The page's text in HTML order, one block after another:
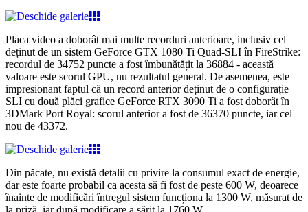
Placa video a doborât mai multe recorduri anterioare, inclusiv cel
deținut de un sistem GeForce GTX 1080 Ti Quad-SLI în FireStrike:
recordul de 34752 puncte a fost îmbunătățit la 36884 - această
valoare este scorul GPU, nu rezultatul general. De asemenea, este
impresionant faptul că un record anterior deținut de o configurație
SLI cu două plăci grafice GeForce RTX 3090 Ti a fost doborât în
3DMark Port Royal: scorul anterior a fost de 36370 puncte, iar cel
nou de 43372.
Din păcate, nu există detalii cu privire la consumul exact de energie,
dar este foarte probabil ca acesta să fi fost de peste 600 W, deoarece
înainte de modificări întregul sistem funcționa la 1300 W, măsurat de